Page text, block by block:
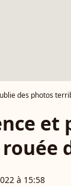
des photos
et
à 15:58